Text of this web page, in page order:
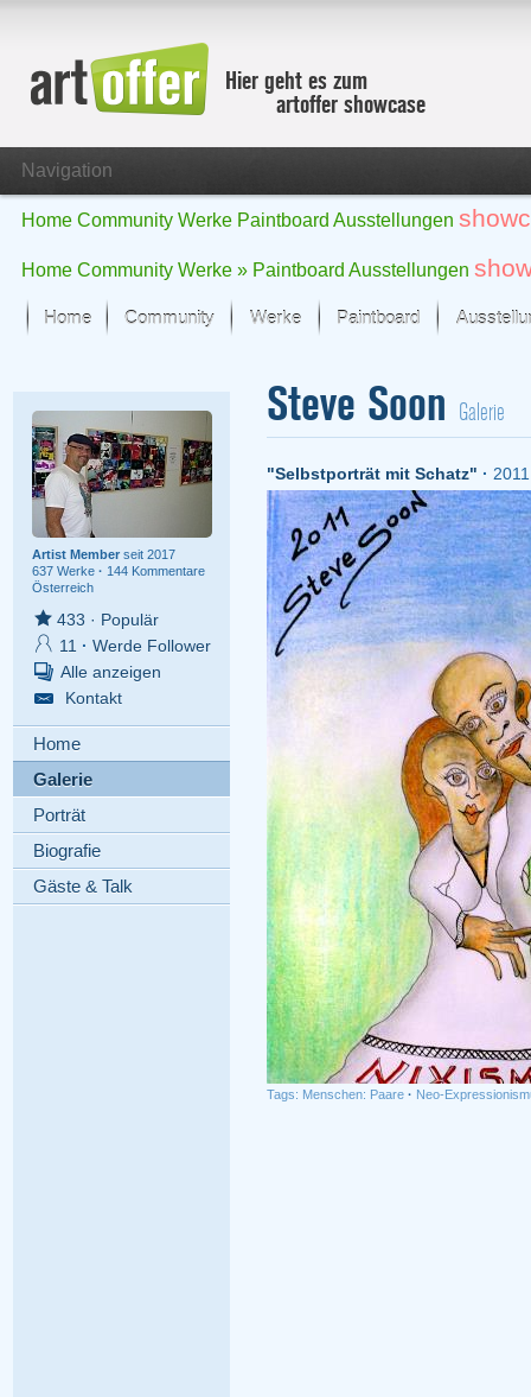
Hier geht es zum
artoffer showcase
Navigation
Home Community Werke Paintboard Ausstellungen
Home Community Werke » Paintboard Ausstellungen
Home Community Werke
Der letzte Monat im Fokus
Alle Fokus-Werke
Fokus-Werke
Neue Werke – Auswahl
Alle neuen Werke
Paintboard
Artist Memberseit 2017
637 Werke · 144 Kommentare
Österreich
433 · Populär
11 · Werde Follower
Alle anzeigen
Kontakt
Home
Galerie
Porträt
Biografie
Gäste & Talk
Steve Soon Galerie
"Selbstporträt mit Schatz" · 2011
Tags: Menschen: Paare · Neo-